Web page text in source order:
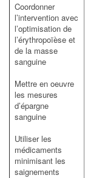
Coordonner
l’intervention avec
l’optimisation de
l’érythropoïèse et
de la masse
sanguine
Mettre en oeuvre
les mesures
d’épargne
sanguine
Utiliser les
médicaments
minimisant les
saignements